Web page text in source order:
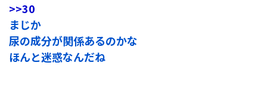
>>30
まじか
尿の成分が関係あるのかな
ほんと迷惑なんだね